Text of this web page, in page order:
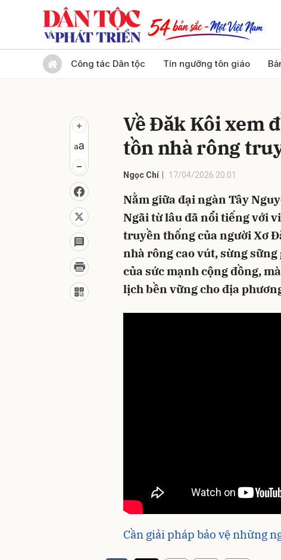
Công tác Dân tộc Tín ngưỡng tôn giáo
Về Đăk Kôi xem
tồn nhà rông
Ngọc Chí 17/04/2026 20:01
Nằm giữa đại ngàn Tây
Ngãi từ lâu đã nổi tiếng với
truyền thống của người Xơ
nhà rông cao vút, sừng
của sức mạnh cộng đồng,
lịch bền vững cho địa
Cần giải pháp bảo vệ những
Gửi